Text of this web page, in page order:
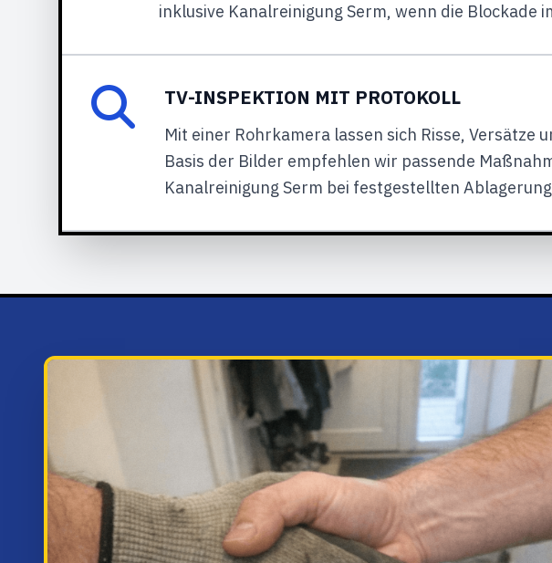
inklusive Kanalreinigung Serm, wenn die Blockade
TV-INSPEKTION MIT PROTOKOLL
Mit einer Rohrkamera lassen sich Risse,
Basis der Bilder empfehlen wir passende
Kanalreinigung Serm bei festgestellten